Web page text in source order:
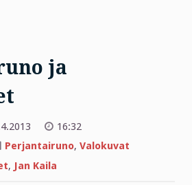
ja
16:32
Perjantairuno, Valokuvat
, Jan Kaila